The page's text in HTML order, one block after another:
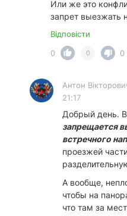
Или же это
запрет выезжать
Відповісти
0
0 0
Антон
21:17
Добрый день.
запрещается
встречного
проезжей
А вообще,
чтобы на
что там за